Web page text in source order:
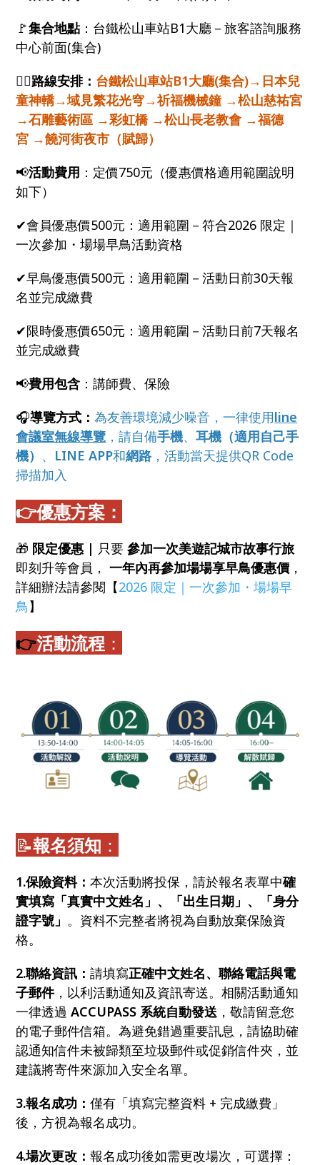
🚩集合地點：台鐵松山車站B1大廳－旅客諮詢服務
中心前面(集合)
🚶‍♂️路線安排： 台鐵松山車站B1大廳(集合)→日本兒
童神轎→域見繁花光穹→祈福機械鐘 →松山慈祐宮
→石雕藝術區 →彩虹橋 →松山長老教會 →福德
宮 →饒河街夜市（賦歸）
📢活動費用 ：定價750元（優惠價格適用範圍說明
如下）
✔會員優惠價500元：適用範圍－符合2026 限定｜
一次參加・場場早鳥活動資格
✔早鳥優惠價500元：適用範圍－活動日前30天報
名並完成繳費
✔限時優惠價650元：適用範圍－活動日前7天報名
並完成繳費
📢費用包含 ：講師費、保險
🎧導覽方式：為友善環境減少噪音，一律使用line
會議室無線導覽 ，請自備手機、耳機（適用自己手
機） 、 LINE APP和網路，活動當天提供QR Code
掃描加入
👉優惠方案：
🎁 限定優惠 | 只要參加一次美遊記城市故事行旅
即刻升等會員，一年內再參加場場享早鳥優惠價 ，
詳細辦法請參閱【2026 限定｜一次參加・場場早
鳥】
👉活動流程 ：
📝報名須知 ：
1.保險資料：本次活動將投保，請於報名表單中確
實填寫「真實中文姓名」、「出生日期」、「身分
證字號」 。資料不完整者將視為自動放棄保險資
格。
2.聯絡資訊：請填寫正確中文姓名、聯絡電話與電
子郵件，以利活動通知及資訊寄送。相關活動通知
一律透過ACCUPASS 系統自動發送 ，敬請留意您
的電子郵件信箱。為避免錯過重要訊息，請協助確
認通知信件未被歸類至垃圾郵件或促銷信件夾，並
建議將寄件來源加入安全名單。
3.報名成功：僅有「填寫完整資料 + 完成繳費」
後，方視為報名成功。
4.場次更改：報名成功後如需更改場次，可選擇：